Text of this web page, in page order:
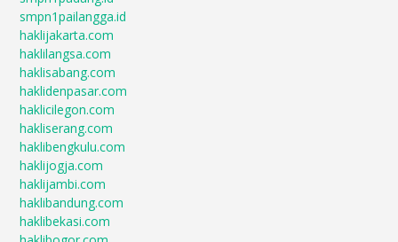
smpn1pailangga.id
haklijakarta.com
haklilangsa.com
haklisabang.com
haklidenpasar.com
haklicilegon.com
hakliserang.com
haklibengkulu.com
haklijogja.com
haklijambi.com
haklibandung.com
haklibekasi.com